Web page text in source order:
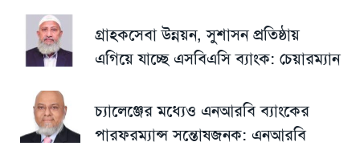
গ্রাহকসেবা উন্নয়ন, সুশাসন প্রতিষ্ঠায়
এগিয়ে যাচ্ছে এসবিএসি ব্যাংক: চেয়ারম্যান
চ্যালেঞ্জের মধ্যেও এনআরবি ব্যাংকের
পারফরম্যান্স সন্তোষজনক: এনআরবি